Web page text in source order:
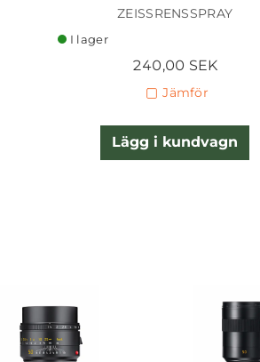
ZEISSRENSSPRAY
I lager
240,00 SEK
Jämför
Lägg i kundvagn